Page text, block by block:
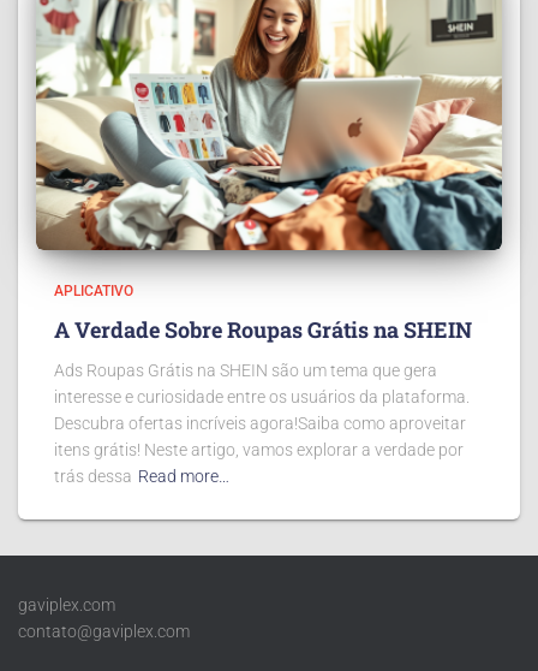
APLICATIVO
A Verdade Sobre Roupas Grátis na SHEIN
Ads Roupas Grátis na SHEIN são um tema que gera
interesse e curiosidade entre os usuários da plataforma.
Descubra ofertas incríveis agora!Saiba como aproveitar
itens grátis! Neste artigo, vamos explorar a verdade por
trás dessa Read more…
gaviplex.com
contato@gaviplex.com